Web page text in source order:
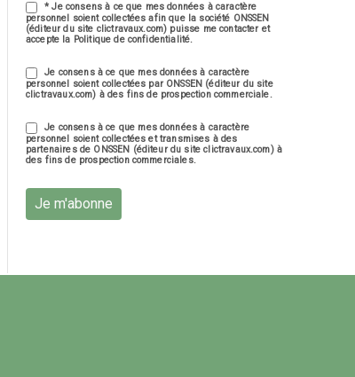
* Je consens à ce que mes données à caractère
personnel soient collectées afin que la société ONSSEN
(éditeur du site clictravaux.com) puisse me contacter et
accepte la Politique de confidentialité.
Je consens à ce que mes données à caractère
personnel soient collectées par ONSSEN (éditeur du site
clictravaux.com) à des fins de prospection commerciale.
Je consens à ce que mes données à caractère
personnel soient collectées et transmises à des
partenaires de ONSSEN (éditeur du site clictravaux.com) à
des fins de prospection commerciales.
Je m'abonne